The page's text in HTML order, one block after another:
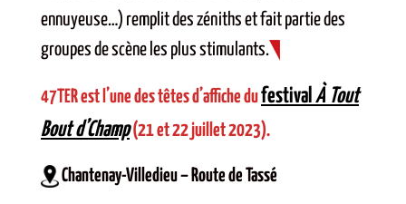
ennuyeuse…) remplit des zéniths et fait partie des
groupes de scène les plus stimulants.
47TER est l’une des têtes d’affiche dufestival À Tout
Bout d’Champ(21 et 22 juillet 2023).
Chantenay-Villedieu – Route de Tassé